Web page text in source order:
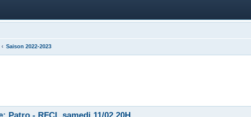
Saison 2022-2023
Patro - RFCL samedi 11/02 20H